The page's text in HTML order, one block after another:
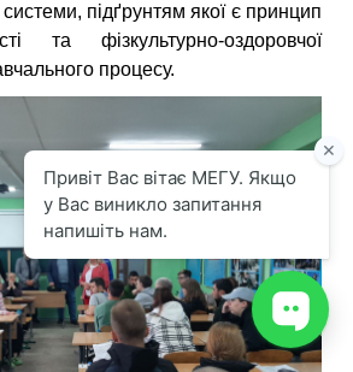
підґрунтям якої є принцип
та фізкультурно-оздоровчої
процесу.